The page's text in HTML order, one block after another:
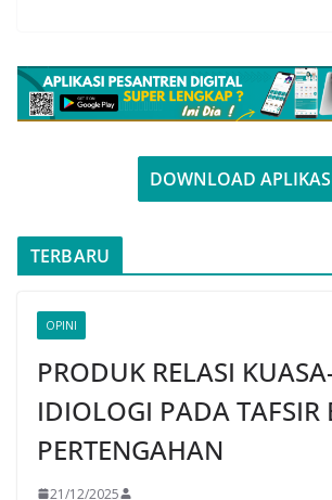
DOWNLOAD
TERBARU
OPINI
PRODUK RELASI
IDIOLOGI PADA TAFSIR
PERTENGAHAN
21/12/2025